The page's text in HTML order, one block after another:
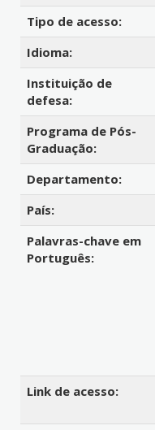
Tipo de acesso:
Idioma:
Instituição de
defesa:
Programa de Pós-
Graduação:
Departamento:
País:
Palavras-chave em
Português:
Link de acesso: